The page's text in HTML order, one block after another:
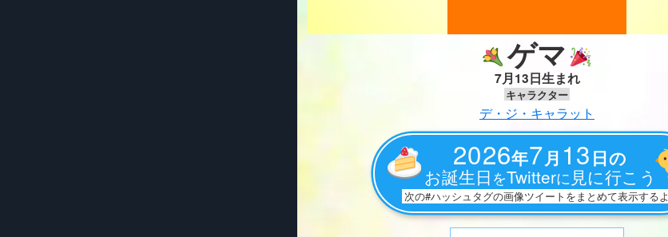
ゲマ
7月13日生まれ
キャラクター
デ・ジ・キャラット
2026年7 月 13 日の
お誕生日をTwitterに見に行こう
次の#ハッシュタグの画像ツイートをまとめて表示するよ